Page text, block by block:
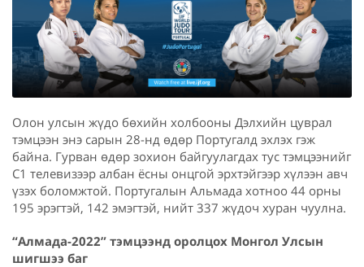
Олон улсын жүдо бөхийн холбооны Дэлхийн цуврал
тэмцээн энэ сарын 28-нд өдөр Португалд эхлэх гэж
байна. Гурван өдөр зохион байгуулагдах тус тэмцээнийг
С1 телевизээр албан ёсны онцгой эрхтэйгээр хүлээн авч
үзэх боломжтой. Португалын Альмада хотноо 44 орны
195 эрэгтэй, 142 эмэгтэй, нийт 337 жүдоч хуран чуулна.
“Алмада-2022” тэмцээнд оролцох Монгол Улсын
шигшээ баг